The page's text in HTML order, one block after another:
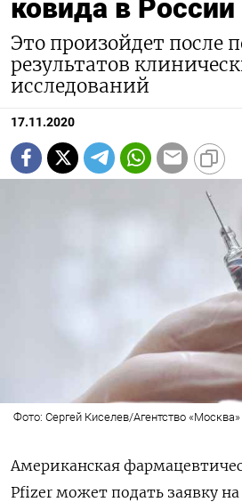
ковида в России
Это произойдет после
результатов
исследований
17.11.2020
Фото: Сергей Киселев/Агентство «Москва»
Американская
Pfizer может подать заявку